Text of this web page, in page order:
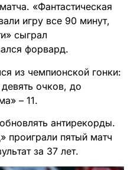
«Фантастическая
игру все 90 минут,
сыграл
форвард.
из чемпионской гонки:
очков, до
– 11.
антирекорды.
проиграли пятый матч
за 37 лет.